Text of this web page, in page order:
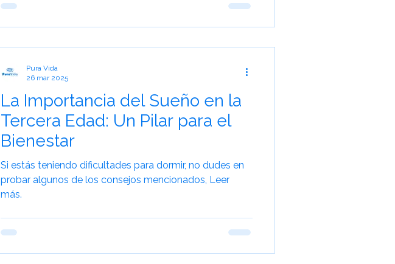
La Importancia del Sueño en la
Tercera Edad: Un Pilar para el
Bienestar
Si estás teniendo dificultades para dormir, no dudes en
probar algunos de los consejos mencionados, Leer
más.
Pura Vida
26 mar 2025